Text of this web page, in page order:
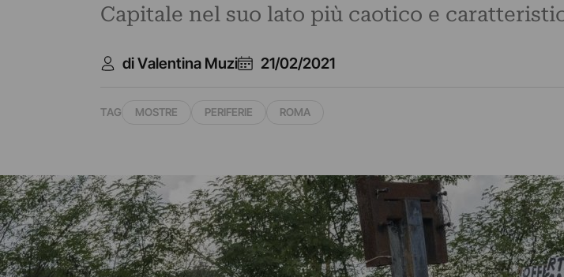
Capitale nel suo lato più caotico e
di Valentina Muzi 21/02/2021
TAG MOSTRE PERIFERIE ROMA